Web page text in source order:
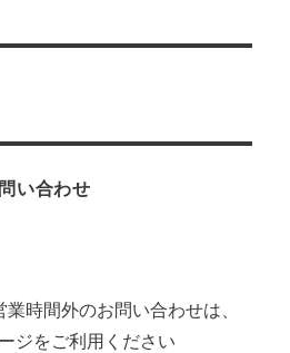
い合わせ
時間外のお問い合わせは、
ジをご利用ください